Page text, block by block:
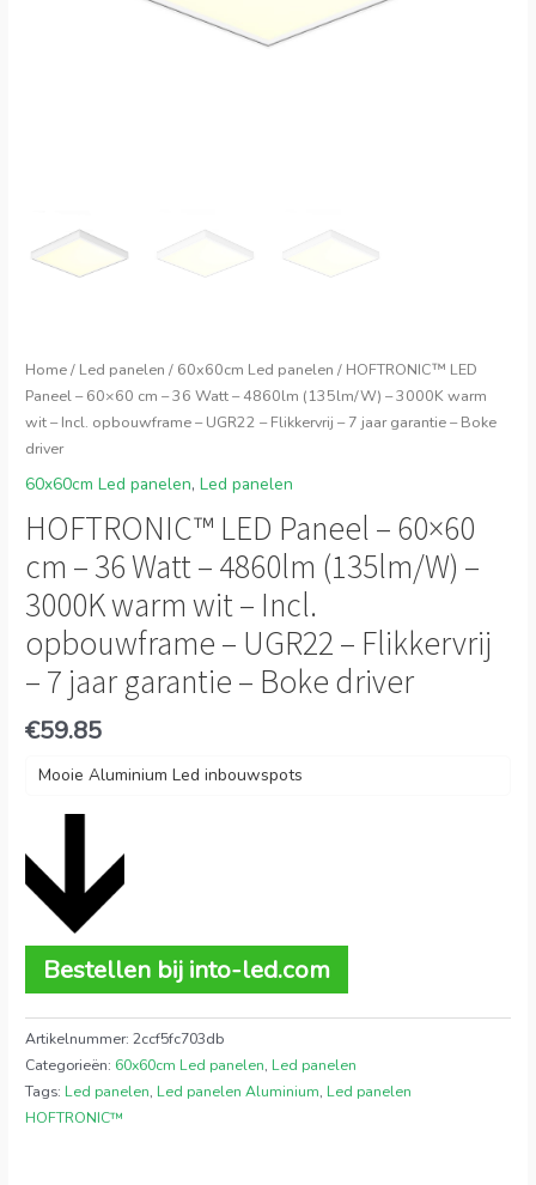
Home/ Led panelen / 60x60cm Led panelen / HOFTRONIC™ LED
Paneel – 60×60 cm – 36 Watt – 4860lm (135lm/W) – 3000K warm
wit – Incl. opbouwframe – UGR22 – Flikkervrij – 7 jaar garantie – Boke
driver
60x60cm Led panelen,Led panelen
HOFTRONIC™ LED Paneel – 60×60
cm – 36 Watt – 4860lm (135lm/W) –
3000K warm wit – Incl.
opbouwframe – UGR22 – Flikkervrij
– 7 jaar garantie – Boke driver
€59.85
Mooie Aluminium Led inbouwspots
Bestellen bij into-led.com
Artikelnummer:2ccf5fc703db
Categorieën: 60x60cm Led panelen, Led panelen
Tags: Led panelen, Led panelen Aluminium, Led panelen
HOFTRONIC™